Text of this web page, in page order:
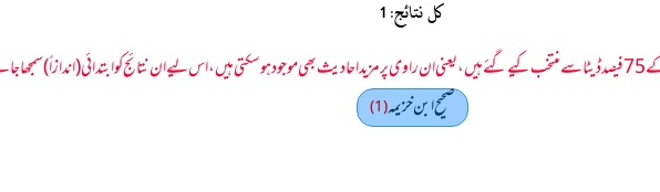
کل نتائج: 1
جائے۔
صحيح ابن خزيمه(1)